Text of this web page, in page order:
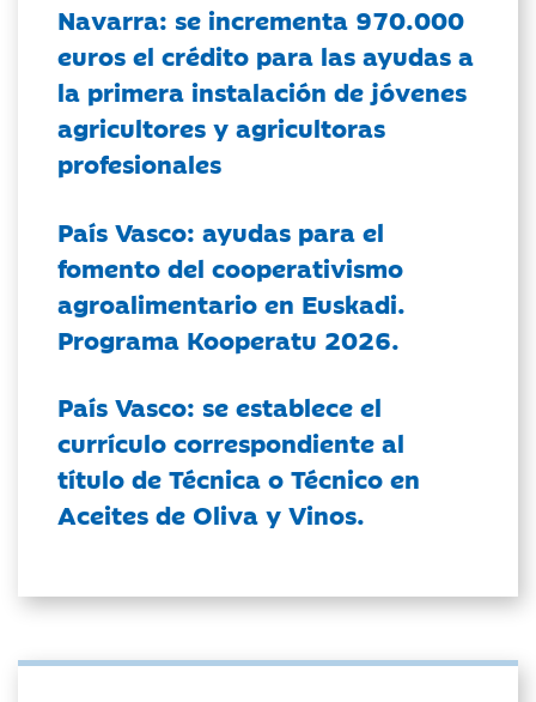
Navarra: se incrementa 970.000
euros el crédito para las ayudas a
la primera instalación de jóvenes
agricultores y agricultoras
profesionales
País Vasco: ayudas para el
fomento del cooperativismo
agroalimentario en Euskadi.
Programa Kooperatu 2026.
País Vasco: se establece el
currículo correspondiente al
título de Técnica o Técnico en
Aceites de Oliva y Vinos.